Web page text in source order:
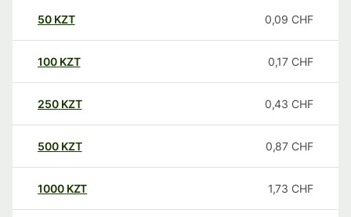
50 KZT 0,09 CHF
100 KZT 0,17 CHF
250 KZT 0,43 CHF
500 KZT 0,87 CHF
1000 KZT 1,73 CHF